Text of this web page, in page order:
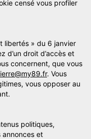
censé vous profiler
libertés » du 6 janvier
d’un droit d’accès et
concernent, que vous
. Vous
vous opposer au
politiques,
annonces et